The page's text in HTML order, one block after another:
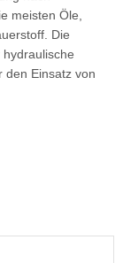
meisten Öle,
Die
den Einsatz von